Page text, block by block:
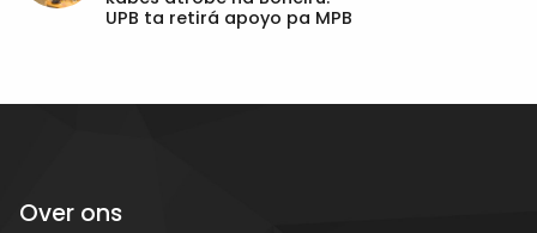
UPB ta retirá apoyo pa MPB
Over ons